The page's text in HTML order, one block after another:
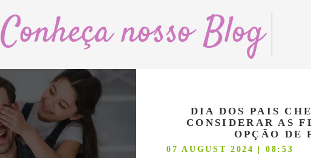
Conheça nosso Blog
DIA DOS PAIS
CONSIDERAR AS
OPÇÃO DE
07 AUGUST 2024 | 08:53